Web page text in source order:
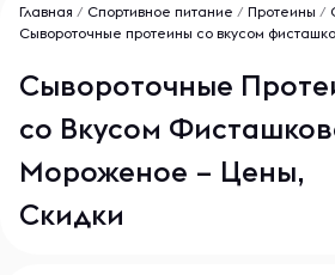
Главная / Спортивное питание / Протеины /
Сывороточные протеины со вкусом
Сывороточные
со Вкусом
Мороженое – Цены,
Скидки